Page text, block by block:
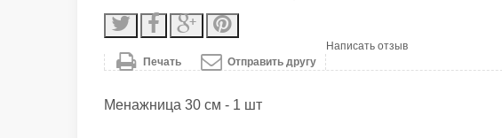
Отправить другу
Печать
Написать отзыв
Менажница 30 см - 1 шт